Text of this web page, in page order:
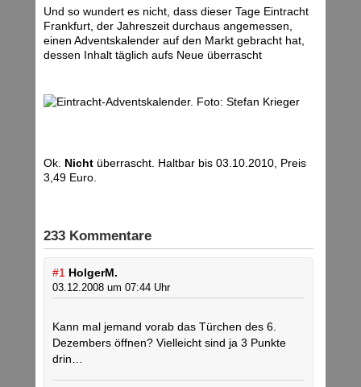
Und so wundert es nicht, dass dieser Tage Eintracht
Frankfurt, der Jahreszeit durchaus angemessen,
einen Adventskalender auf den Markt gebracht hat,
dessen Inhalt täglich aufs Neue überrascht
Ok. Nicht überrascht. Haltbar bis 03.10.2010, Preis
3,49 Euro.
233 Kommentare
#1 HolgerM.
03.12.2008 um 07:44 Uhr
Kann mal jemand vorab das Türchen des 6.
Dezembers öffnen? Vielleicht sind ja 3 Punkte
drin…